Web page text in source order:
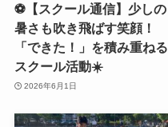
⚽️【スクール通信】少しの
暑さも吹き飛ばす笑顔！
「できた！」を積み重ねる
スクール活動☀️
2026年6月1日